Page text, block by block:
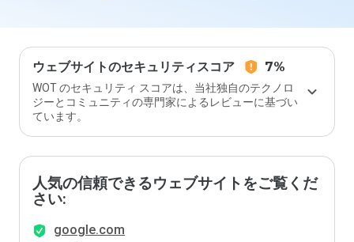
ウェブサイトのセキュリティスコア 7%
WOT のセキュリティ スコアは、当社独自のテクノロ
ジーとコミュニティの専門家によるレビューに基づい
ています。
人気の信頼できるウェブサイトをご覧くだ
さい:
google.com
価し
ます
か？